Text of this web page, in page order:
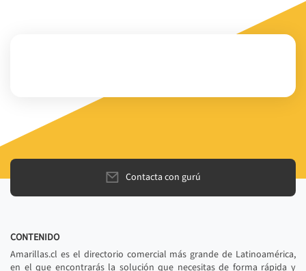
Contacta con gurú
CONTENIDO
Amarillas.cl es el directorio comercial más grande de Latinoamérica,
en el que encontrarás la solución que necesitas de forma rápida y